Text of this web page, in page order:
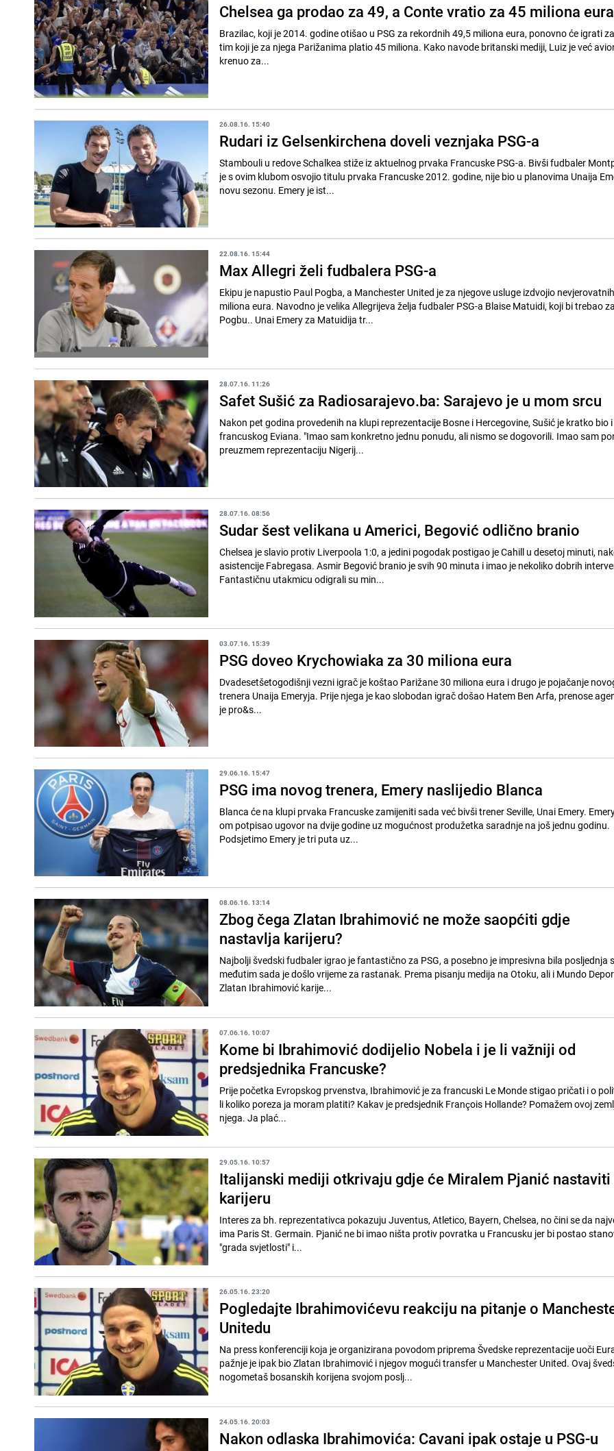
Chelsea ga prodao za 49, a Conte vratio za 45 miliona eura
Brazilac, koji je 2014. godine otišao u PSG za rekordnih 49,5 miliona eura, ponovno će igrati
tim koji je za njega Parižanima platio 45 miliona. Kako navode britanski mediji, Luiz je već
krenuo za...
26.08.16. 15:40
Rudari iz Gelsenkirchena doveli veznjaka PSG-a
Stambouli u redove Schalkea stiže iz aktuelnog prvaka Francuske PSG-a. Bivši fudbaler
je s ovim klubom osvojio titulu prvaka Francuske 2012. godine, nije bio u planovima Unaija
novu sezonu. Emery je ist...
22.08.16. 15:44
Max Allegri želi fudbalera PSG-a
Ekipu je napustio Paul Pogba, a Manchester United je za njegove usluge izdvojio
miliona eura. Navodno je velika Allegrijeva želja fudbaler PSG-a Blaise Matuidi, koji bi trebao
Pogbu.. Unai Emery za Matuidija tr...
28.07.16. 11:26
Safet Sušić za Radiosarajevo.ba: Sarajevo je u mom srcu
Nakon pet godina provedenih na klupi reprezentacije Bosne i Hercegovine, Sušić je kratko bio
francuskog Eviana. "Imao sam konkretno jednu ponudu, ali nismo se dogovorili. Imao sam
preuzmem reprezentaciju Nigerij...
28.07.16. 08:56
Sudar šest velikana u Americi, Begović odlično branio
Chelsea je slavio protiv Liverpoola 1:0, a jedini pogodak postigao je Cahill u desetoj minuti,
asistencije Fabregasa. Asmir Begović branio je svih 90 minuta i imao je nekoliko dobrih
Fantastičnu utakmicu odigrali su min...
03.07.16. 15:39
PSG doveo Krychowiaka za 30 miliona eura
Dvadesetšetogodišnji vezni igrač je koštao Parižane 30 miliona eura i drugo je pojačanje
trenera Unaija Emeryja. Prije njega je kao slobodan igrač došao Hatem Ben Arfa, prenose
je pro&s...
29.06.16. 15:47
PSG ima novog trenera, Emery naslijedio Blanca
Blanca će na klupi prvaka Francuske zamijeniti sada već bivši trener Seville, Unai Emery.
om potpisao ugovor na dvije godine uz mogućnost produžetka saradnje na još jednu godinu.
Podsjetimo Emery je tri puta uz...
08.06.16. 13:14
Zbog čega Zlatan Ibrahimović ne može saopćiti gdje
nastavlja karijeru?
Najbolji švedski fudbaler igrao je fantastično za PSG, a posebno je impresivna bila posljednja
međutim sada je došlo vrijeme za rastanak. Prema pisanju medija na Otoku, ali i Mundo
Zlatan Ibrahimović karije...
07.06.16. 10:07
Kome bi Ibrahimović dodijelio Nobela i je li važniji od
predsjednika Francuske?
Prije početka Evropskog prvenstva, Ibrahimović je za francuski Le Monde stigao pričati i o
li koliko poreza ja moram platiti? Kakav je predsjednik François Hollande? Pomažem ovoj
njega. Ja plać...
29.05.16. 10:57
Italijanski mediji otkrivaju gdje će Miralem Pjanić nastaviti
karijeru
Interes za bh. reprezentativca pokazuju Juventus, Atletico, Bayern, Chelsea, no čini se da
ima Paris St. Germain. Pjanić ne bi imao ništa protiv povratka u Francusku jer bi postao
"grada svjetlosti" i...
26.05.16. 23:20
Pogledajte Ibrahimovićevu reakciju na pitanje o
Unitedu
Na press konferenciji koja je organizirana povodom priprema Švedske reprezentacije uoči
pažnje je ipak bio Zlatan Ibrahimović i njegov mogući transfer u Manchester United. Ovaj
nogometaš bosanskih korijena svojom poslj...
24.05.16. 20:03
Nakon odlaska Ibrahimovića: Cavani ipak ostaje u PSG-u